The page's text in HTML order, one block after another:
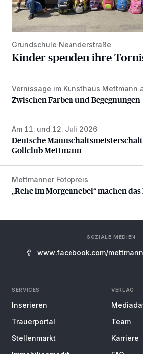
Grundschule Neanderstraße
Kinder spenden ihre
Zwischen Farben und Begegnungen
Vernissage im Kunsthaus Mettmann
Zwischen Farben und Begegnungen
Deutsche
Am 11. und 12. Juli 2026
Deutsche
Golfclub Mettmann
„Rehe im Morgennebel“ machen das
Mettmanner Fotopreis
„Rehe im Morgennebel“ machen
SOZIALE MEDIEN
www.facebook.com/
SERVICES
Inserieren
Trauerportal
Stellenmarkt
VERLAG
Team
Karriere